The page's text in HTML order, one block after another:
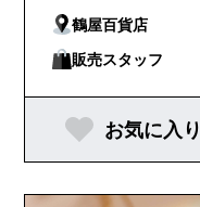
鶴屋百貨店
販売スタッフ
お気に入り